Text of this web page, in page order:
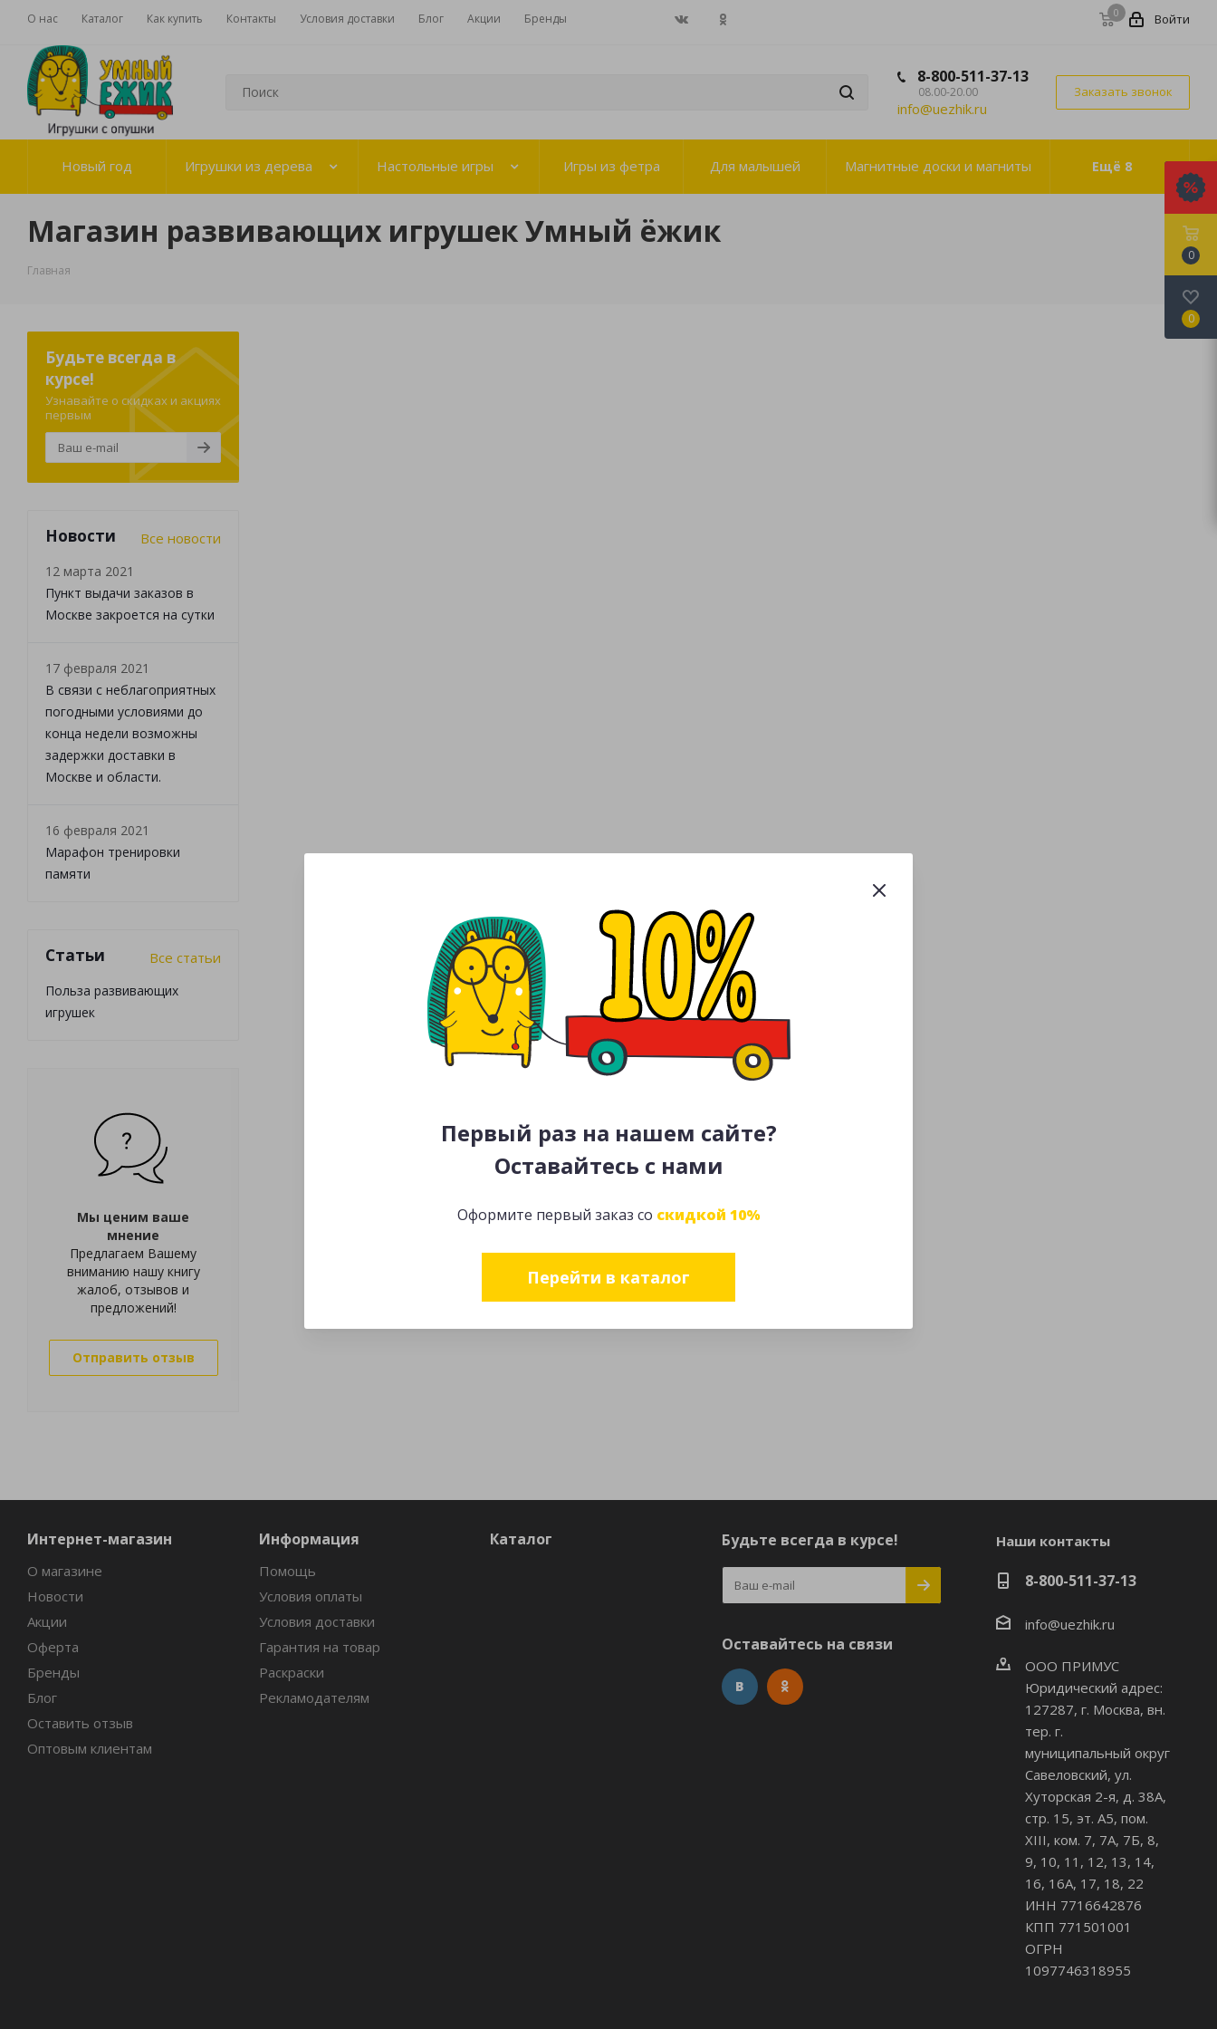
Первый раз на нашем сайте?
Оставайтесь с нами
Оформите первый заказ со скидкой 10%
Перейти в каталог
О нас Каталог Как купить Контакты Условия доставки Блог Акции Бренды 0 Войти
8-800-511-37-13
08.00-20.00
info@uezhik.ru
Заказать звонок
Новый год Игрушки из дерева Настольные игры Игры из фетра Для малышей Магнитные доски и магниты Ещё 8
Магазин развивающих игрушек Умный ёжик
Главная
Будьте всегда в
курсе!
Узнавайте о скидках и акциях
первым
Новости Все новости
12 марта 2021
Пункт выдачи заказов в
Москве закроется на сутки
17 февраля 2021
В связи с неблагоприятных
погодными условиями до
конца недели возможны
задержки доставки в
Москве и области.
16 февраля 2021
Марафон тренировки
памяти
Статьи Все статьи
Польза развивающих
игрушек
Мы ценим ваше
мнение
Предлагаем Вашему
вниманию нашу книгу
жалоб, отзывов и
предложений!
Отправить отзыв
Интернет-магазин
О магазине
Новости
Акции
Оферта
Бренды
Блог
Оставить отзыв
Оптовым клиентам
Информация
Помощь
Условия оплаты
Условия доставки
Гарантия на товар
Раскраски
Рекламодателям
Каталог Будьте всегда в курсе!
Оставайтесь на связи
Наши контакты
8-800-511-37-13
info@uezhik.ru
ООО ПРИМУС
Юридический адрес:
127287, г. Москва, вн.
тер. г.
муниципальный округ
Савеловский, ул.
Хуторская 2-я, д. 38А,
стр. 15, эт. А5, пом.
XIII, ком. 7, 7А, 7Б, 8,
9, 10, 11, 12, 13, 14,
16, 16А, 17, 18, 22
ИНН 7716642876
КПП 771501001
ОГРН
1097746318955
0
0